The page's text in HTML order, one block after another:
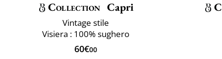
Collection Capri
Vintage stile
Visiera : 100% sughero
60€00